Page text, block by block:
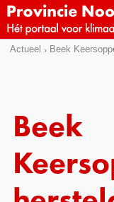
Sla
naar
menu
naar
Actueel Beek
Beek